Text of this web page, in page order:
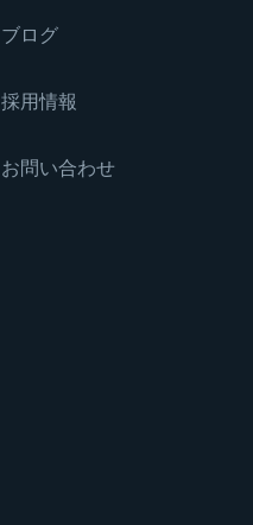
ブログ
採用情報
お問い合わせ